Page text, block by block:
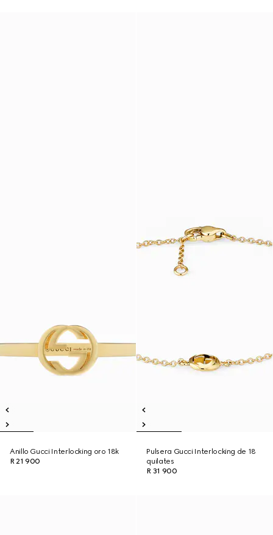
Anillo Gucci Interlocking oro 18k
R 21 900
Pulsera Gucci Interlocking de 18
quilates
R 31 900